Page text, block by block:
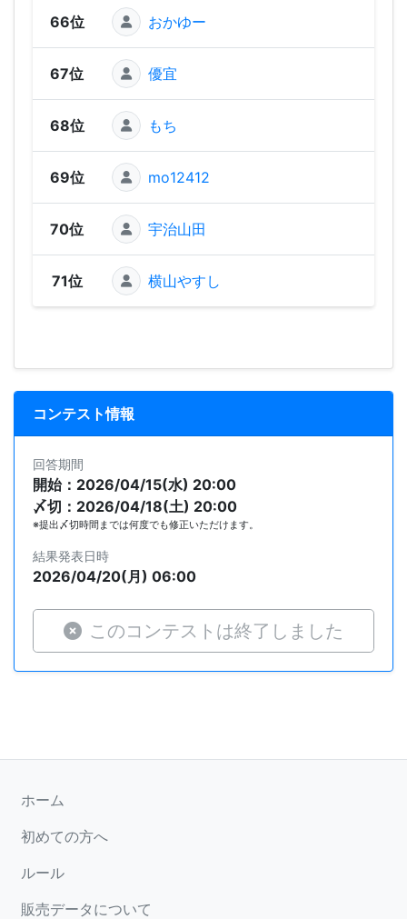
66位 おかゆー
67位 優宜
68位 もち
69位 mo12412
70位 宇治山田
71位 横山やすし
コンテスト情報
回答期間
開始：2026/04/15(水) 20:00
〆切：2026/04/18(土) 20:00
※提出〆切時間までは何度でも修正いただけます。
結果発表日時
2026/04/20(月) 06:00
このコンテストは終了しました
ホーム
初めての方へ
ルール
販売データについて